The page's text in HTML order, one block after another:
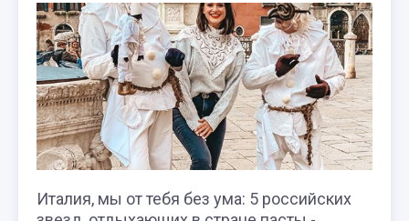
Италия, мы от тебя без ума: 5 российских